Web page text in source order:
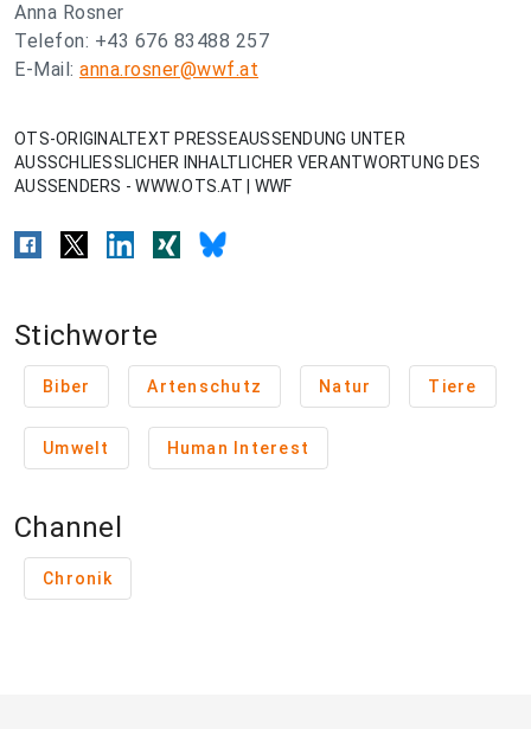
Anna Rosner
Telefon: +43 676 83488 257
E-Mail: anna.rosner@wwf.at
OTS-ORIGINALTEXT PRESSEAUSSENDUNG UNTER
AUSSCHLIESSLICHER INHALTLICHER VERANTWORTUNG DES
AUSSENDERS - WWW.OTS.AT | WWF
Stichworte
Biber Artenschutz Natur Tiere
Umwelt Human Interest
Channel
Chronik